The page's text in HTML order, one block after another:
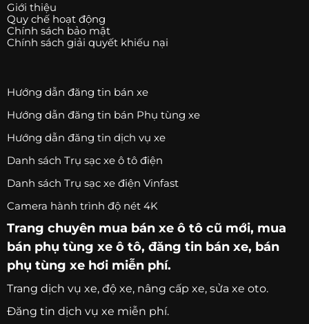
Giới thiệu
Quy chế hoạt động
Chính sách bảo mật
Chính sách giải quyết khiếu nại
Hướng dẫn đăng tin bán xe
Hướng dẫn đăng tin bán Phụ tùng xe
Hướng dẫn đăng tin dịch vụ xe
Danh sách Trụ sạc xe ô tô điện
Danh sách Trụ sạc xe điện Vinfast
Camera hành trình độ nét 4K
Trang chuyên mua bán xe ô tô cũ mới, mua
bán phụ tùng xe ô tô, đăng tin bán xe, bán
phụ tùng xe hơi miễn phí.
Trang dịch vụ xe, độ xe, nâng cấp xe, sửa xe oto.
Đăng tin dịch vụ xe miễn phí.